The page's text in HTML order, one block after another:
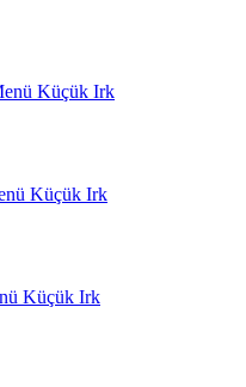
Küçük Irk
Küçük Irk
Küçük Irk